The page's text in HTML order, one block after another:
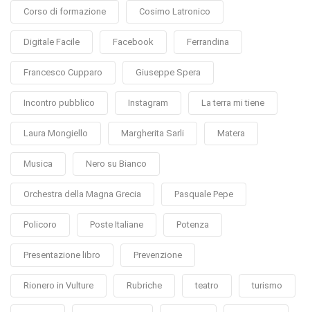
Corso di formazione Cosimo Latronico
Digitale Facile Facebook Ferrandina
Francesco Cupparo Giuseppe Spera
Incontro pubblico Instagram La terra mi tiene
Laura Mongiello Margherita Sarli Matera
Musica Nero su Bianco
Orchestra della Magna Grecia Pasquale Pepe
Policoro Poste Italiane Potenza
Presentazione libro Prevenzione
Rionero in Vulture Rubriche teatro turismo